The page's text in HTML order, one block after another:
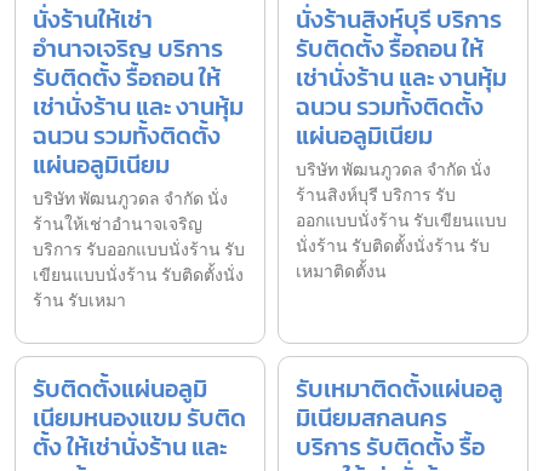
นั่งร้านให้เช่า
อำนาจเจริญ บริการ
รับติดตั้ง รื้อถอน ให้
เช่านั่งร้าน และ งานหุ้ม
ฉนวน รวมทั้งติดตั้ง
แผ่นอลูมิเนียม
บริษัท พัฒนภูวดล จำกัด นั่ง
ร้านให้เช่าอำนาจเจริญ
บริการ รับออกแบบนั่งร้าน รับ
เขียนแบบนั่งร้าน รับติดตั้งนั่ง
ร้าน รับเหมา
นั่งร้านสิงห์บุรี บริการ
รับติดตั้ง รื้อถอน ให้
เช่านั่งร้าน และ งานหุ้ม
ฉนวน รวมทั้งติดตั้ง
แผ่นอลูมิเนียม
บริษัท พัฒนภูวดล จำกัด นั่ง
ร้านสิงห์บุรี บริการ รับ
ออกแบบนั่งร้าน รับเขียนแบบ
นั่งร้าน รับติดตั้งนั่งร้าน รับ
เหมาติดตั้งน
รับติดตั้งแผ่นอลูมิ
เนียมหนองแขม รับติด
ตั้ง ให้เช่านั่งร้าน และ
รับเหมาติดตั้งแผ่นอลู
มิเนียมสกลนคร
บริการ รับติดตั้ง รื้อ